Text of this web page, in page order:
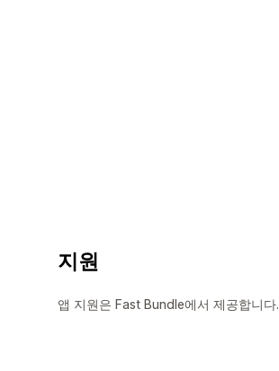
지원
앱 지원은 Fast Bundle에서 제공합니다.